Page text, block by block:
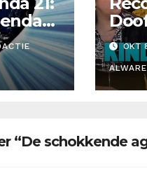
OKT
“De schokkende